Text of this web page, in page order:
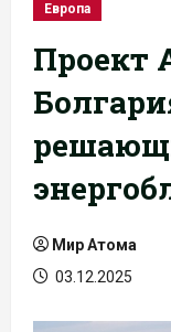
Европа
Проект
Мир Атома
03.12.2025